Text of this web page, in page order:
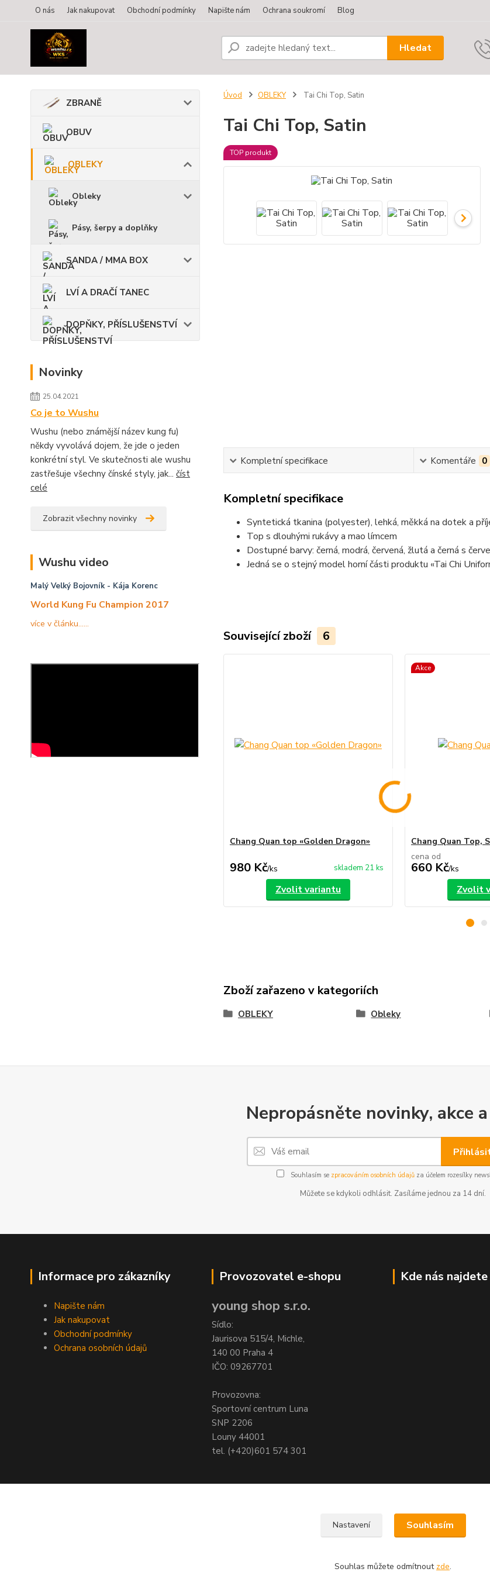
O nás Jak nakupovat Obchodní podmínky Napište nám Ochrana soukromí Blog
Hledat
ZBRANĚ
OBUV
OBLEKY
Obleky
Pásy, šerpy a doplňky
SANDA / MMA BOX
LVÍ A DRAČÍ TANEC
DOPŇKY, PŘÍSLUŠENSTVÍ
Novinky
25.04.2021
Co je to Wushu
Wushu (nebo známější název kung fu)
někdy vyvolává dojem, že jde o jeden
konkrétní styl. Ve skutečnosti ale wushu
zastřešuje všechny čínské styly, jak... číst
celé
Zobrazit všechny novinky
Wushu video
Malý Velký Bojovník- Kája Korenc
World Kung Fu Champion 2017
více v článku......
Úvod OBLEKY Tai Chi Top, Satin
Tai Chi Top, Satin
TOP produkt
Kompletní specifikace Komentáře 0
Kompletní specifikace
Syntetická tkanina (polyester), lehká, měkká na dotek a
Top s dlouhými rukávy a mao límcem
Dostupné barvy: černá, modrá, červená, žlutá a černá s
Jedná se o stejný model horní části produktu «Tai Chi
Související zboží 6
Chang Quan top «Golden Dragon»
980 Kč/ks skladem 21 ks
Zvolit variantu
Akce
Chang Quan Top,
cena od
660 Kč/ks
Zvolit
Zboží zařazeno v kategoriích
OBLEKY Obleky
Nepropásněte novinky, akce
Souhlasím se zpracováním osobních údajůza účelem rozesílky
Můžete se kdykoli odhlásit. Zasíláme jednou za 14 dní.
Informace pro zákazníky
Napište nám
Jak nakupovat
Obchodní podmínky
Ochrana osobních údajů
Provozovatel e-shopu
young shop s.r.o.
Sídlo:
Jaurisova 515/4, Michle,
140 00 Praha 4
IČO: 09267701
Provozovna:
Sportovní centrum Luna
SNP 2206
Louny 44001
tel. (+420)601 574 301
Kde nás najdete
Nastavení Souhlasím
Souhlas můžete odmítnout zde.